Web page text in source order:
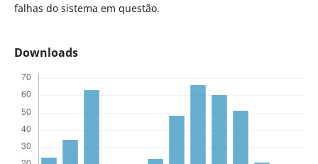
falhas do sistema em questão.
Downloads